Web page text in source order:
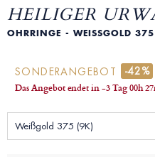
HEILIGER
OHRRINGE - WEISSGOLD
SONDERANGEBOT
-42%
Das Angebot endet in -3 Tag00h27
Weißgold 375 (9K)